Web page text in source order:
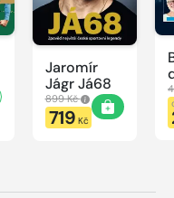
Jaromír
Jágr Já68
899 Kč
719 Kč